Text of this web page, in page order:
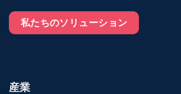
私たちのソリューション
産業